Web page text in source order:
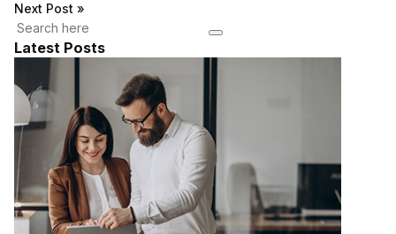
Next Post »
Latest Posts